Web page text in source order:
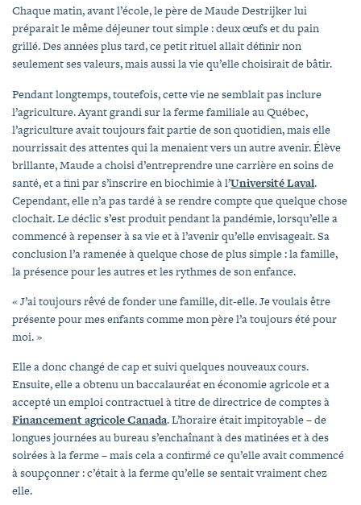
Chaque matin, avant l’école, le père de Maude Destrijker lui
préparait le même déjeuner tout simple : deux œufs et du pain
grillé. Des années plus tard, ce petit rituel allait définir non
seulement ses valeurs, mais aussi la vie qu’elle choisirait de bâtir.
Pendant longtemps, toutefois, cette vie ne semblait pas inclure
l’agriculture. Ayant grandi sur la ferme familiale au Québec,
l’agriculture avait toujours fait partie de son quotidien, mais elle
nourrissait des attentes qui la menaient vers un autre avenir. Élève
brillante, Maude a choisi d’entreprendre une carrière en soins de
santé, et a fini par s’inscrire en biochimie à l’Université Laval.
Cependant, elle n’a pas tardé à se rendre compte que quelque chose
clochait. Le déclic s’est produit pendant la pandémie, lorsqu’elle a
commencé à repenser à sa vie et à l’avenir qu’elle envisageait. Sa
conclusion l’a ramenée à quelque chose de plus simple : la famille,
la présence pour les autres et les rythmes de son enfance.
« J’ai toujours rêvé de fonder une famille, dit-elle. Je voulais être
présente pour mes enfants comme mon père l’a toujours été pour
moi. »
Elle a donc changé de cap et suivi quelques nouveaux cours.
Ensuite, elle a obtenu un baccalauréat en économie agricole et a
accepté un emploi contractuel à titre de directrice de comptes à
Financement agricole Canada. L’horaire était impitoyable – de
longues journées au bureau s’enchaînant à des matinées et à des
soirées à la ferme – mais cela a confirmé ce qu’elle avait commencé
à soupçonner : c’était à la ferme qu’elle se sentait vraiment chez
elle.